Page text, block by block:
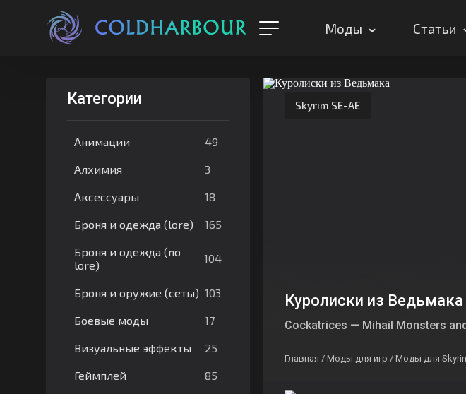
Моды Статьи
Категории
Анимации 49
Алхимия 3
Аксессуары 18
Броня и одежда (lore) 165
Броня и одежда (no
lore)
104
Броня и оружие (сеты) 103
Боевые моды 17
Визуальные эффекты 25
Геймплей 85
Skyrim SE-AE
Куролиски из Ведьмака
Cockatrices — Mihail Monsters
Главная / Моды для игр / Моды для